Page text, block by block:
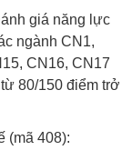
giá năng lực
ngành CN1,
CN16, CN17
80/150 điểm trở
408):